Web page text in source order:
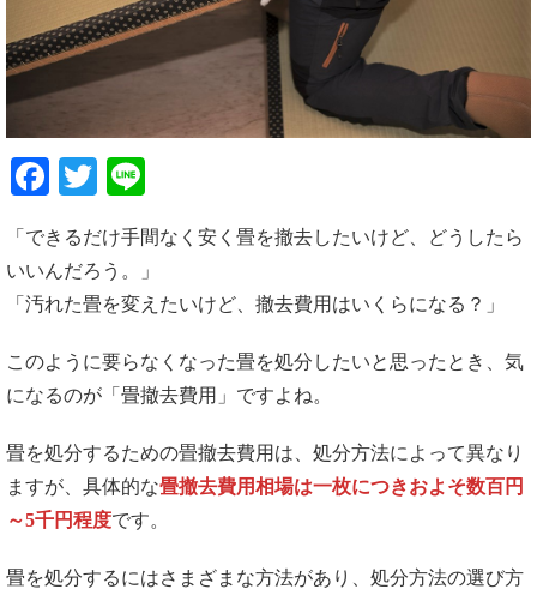
Facebook
Twitter
「できるだけ手間なく安く畳を撤去したいけど、どうしたら
いいんだろう。」
「汚れた畳を変えたいけど、撤去費用はいくらになる？」
このように要らなくなった畳を処分したいと思ったとき、気
になるのが「畳撤去費用」ですよね。
畳を処分するための畳撤去費用は、処分方法によって異なり
ますが、具体的な畳撤去費用相場は一枚につきおよそ数百円
～5千円程度です。
畳を処分するにはさまざまな方法があり、処分方法の選び方